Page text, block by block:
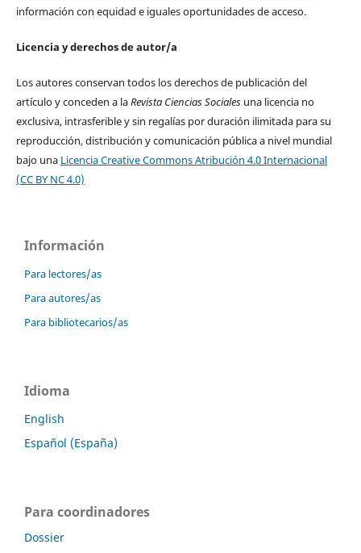
información con equidad e iguales oportunidades de acceso.
Licencia y derechos de autor/a
Los autores conservan todos los derechos de publicación del
artículo y conceden a laRevista Ciencias Socialesuna licencia no
exclusiva, intrasferible y sin regalías por duración ilimitada para su
reproducción, distribución y comunicación pública a nivel mundial
bajo una Licencia Creative Commons Atribución 4.0 Internacional
(CC BY NC 4.0)
Información
Para lectores/as
Para autores/as
Para bibliotecarios/as
Idioma
English
Español (España)
Para coordinadores
Dossier